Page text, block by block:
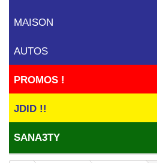
MAISON
AUTOS
PROMOS !
JDID !!
SANA3TY